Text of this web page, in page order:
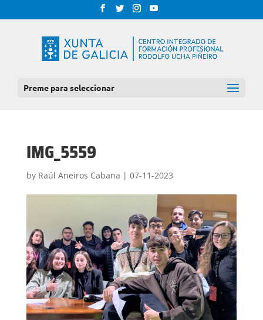
Preme para seleccionar
IMG_5559
by Raúl Aneiros Cabana | 07-11-2023